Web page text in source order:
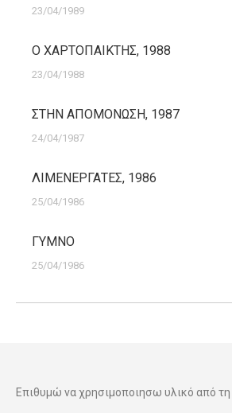
23/04/1989
Ο ΧΑΡΤΟΠΑΙΚΤΗΣ, 1988
23/04/1988
ΣΤΗΝ ΑΠΟΜΟΝΩΣΗ, 1987
24/04/1987
ΛΙΜΕΝΕΡΓΑΤΕΣ, 1986
25/04/1986
ΓΥΜΝΟ
25/04/1986
Επιθυμώ να χρησιμοποιησω υλικό από